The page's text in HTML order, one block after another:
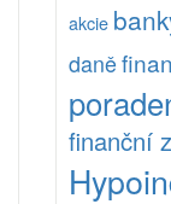
akcie
daně
finanční